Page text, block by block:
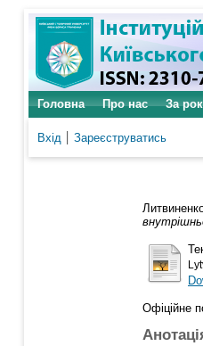
Головна Про нас За
Вхід Зареєструватись
Офіційне